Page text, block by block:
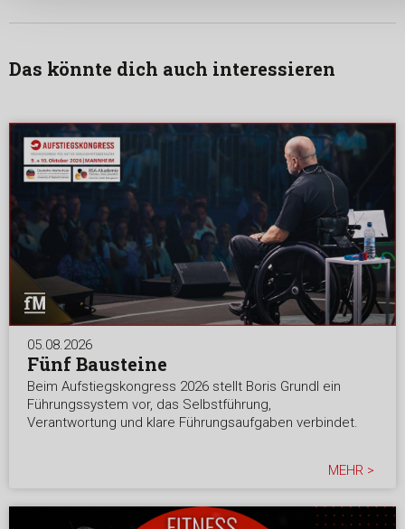
Das könnte dich auch interessieren
05.08.2026
Fünf Bausteine
Beim Aufstiegskongress 2026 stellt Boris Grundl ein
Führungssystem vor, das Selbstführung,
Verantwortung und klare Führungsaufgaben verbindet.
MEHR >